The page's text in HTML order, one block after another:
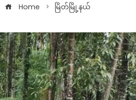
Home မြိတ်မြို့နယ်